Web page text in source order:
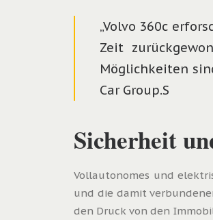
„Volvo 360c
Zeit
Möglichkeiten
Car Group.S
Sicherheit
Vollautonomes und
und die damit
den Druck von den